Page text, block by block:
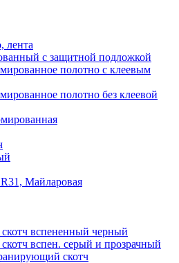
лента
с защитной подложкой
полотно с клеевым
полотно без клеевой
Майларовая
вспененный черный
вспен. серый и прозрачный
скотч